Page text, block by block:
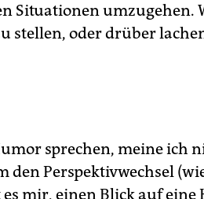
Situationen umzugehen.
stellen, oder drüber
sprechen, meine ich
den Perspektivwechsel
es mir, einen Blick auf